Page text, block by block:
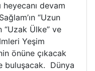
heyecanı devam
“Uzun
“Uzak Ülke” ve
Yeşim
önüne çıkacak
buluşacak. Dünya